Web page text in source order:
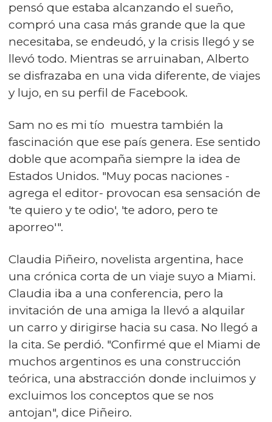
pensó que estaba alcanzando el sueño,
compró una casa más grande que la que
necesitaba, se endeudó, y la crisis llegó y se
llevó todo. Mientras se arruinaban, Alberto
se disfrazaba en una vida diferente, de viajes
y lujo, en su perfil de Facebook.
Sam no es mi tío muestra también la
fascinación que ese país genera. Ese sentido
doble que acompaña siempre la idea de
Estados Unidos. "Muy pocas naciones -
agrega el editor- provocan esa sensación de
'te quiero y te odio', 'te adoro, pero te
aporreo'".
Claudia Piñeiro, novelista argentina, hace
una crónica corta de un viaje suyo a Miami.
Claudia iba a una conferencia, pero la
invitación de una amiga la llevó a alquilar
un carro y dirigirse hacia su casa. No llegó a
la cita. Se perdió. "Confirmé que el Miami de
muchos argentinos es una construcción
teórica, una abstracción donde incluimos y
excluimos los conceptos que se nos
antojan", dice Piñeiro.